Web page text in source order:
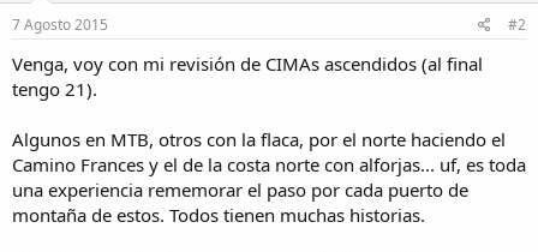
7 Agosto 2015 #2
Venga, voy con mi revisión de CIMAs ascendidos (al final
tengo 21).
Algunos en MTB, otros con la flaca, por el norte haciendo el
Camino Frances y el de la costa norte con alforjas... uf, es toda
una experiencia rememorar el paso por cada puerto de
montaña de estos. Todos tienen muchas historias.